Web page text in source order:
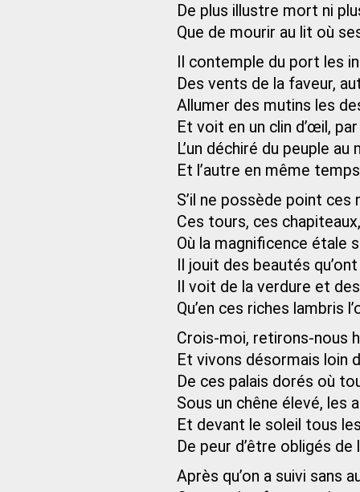
De plus illustre mort ni
Que de mourir au lit où
Il contemple du port les
Des vents de la faveur,
Allumer des mutins les
Et voit en un clin d’œil,
L’un déchiré du peuple
Et l’autre en même
S’il ne possède point ces
Ces tours, ces
Où la magnificence étale
Il jouit des beautés
Il voit de la verdure et
Qu’en ces riches lambris
Crois-moi, retirons-nous
Et vivons désormais loin
De ces palais dorés où
Sous un chêne élevé, les
Et devant le soleil tous
De peur d’être obligés de
Après qu’on a suivi sans